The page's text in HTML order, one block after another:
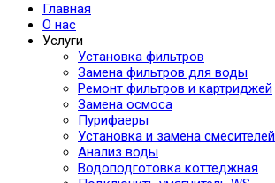
Главная
О нас
Услуги
Установка фильтров
Замена фильтров для воды
Ремонт фильтров и картриджей
Замена осмоса
Пурифаеры
Установка и замена смесителей
Анализ воды
Водоподготовка коттеджная